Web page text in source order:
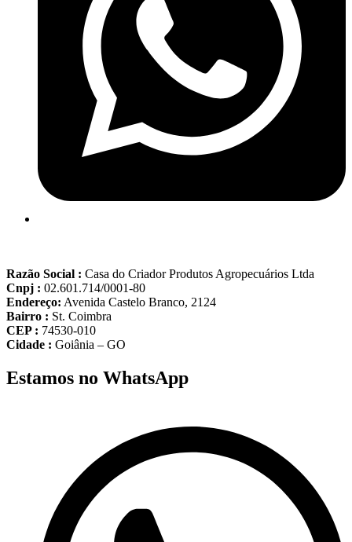
Razão Social : Casa do Criador Produtos Agropecuários Ltda
Cnpj : 02.601.714/0001-80
Endereço: Avenida Castelo Branco, 2124
Bairro : St. Coimbra
CEP : 74530-010
Cidade : Goiânia – GO
Estamos no WhatsApp